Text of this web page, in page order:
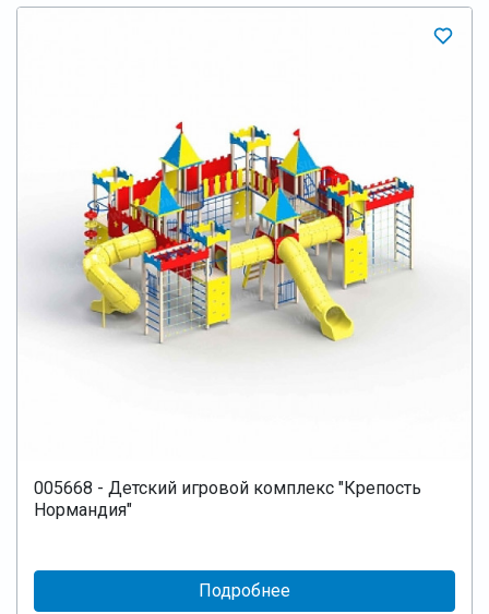
005668 - Детский игровой комплекс "Крепость
Нормандия"
Подробнее